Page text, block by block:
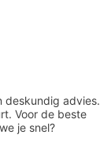
deskundig advies.
Voor de beste
je snel?